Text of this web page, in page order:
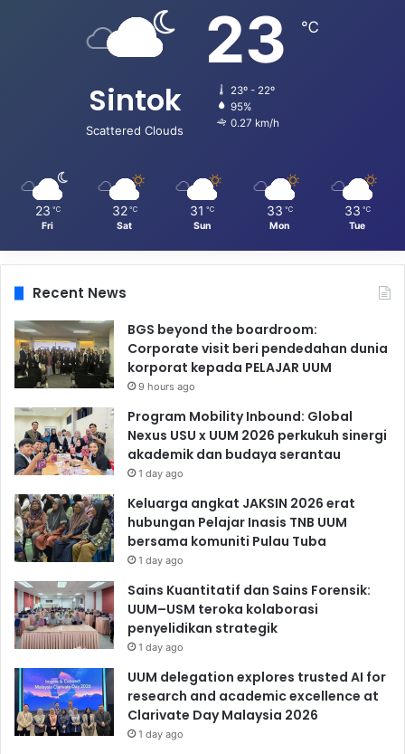
Sintok
Scattered Clouds
23 ℃
23º - 22º
95%
0.27 km/h
23 ℃
Fri
32 ℃
Sat
31 ℃
Sun
33 ℃
Mon
33 ℃
Tue
Recent News
BGS beyond the boardroom:
Corporate visit beri pendedahan dunia
korporat kepada PELAJAR UUM
9 hours ago
Program Mobility Inbound: Global
Nexus USU x UUM 2026 perkukuh sinergi
akademik dan budaya serantau
1 day ago
Keluarga angkat JAKSIN 2026 erat
hubungan Pelajar Inasis TNB UUM
bersama komuniti Pulau Tuba
1 day ago
Sains Kuantitatif dan Sains Forensik:
UUM–USM teroka kolaborasi
penyelidikan strategik
1 day ago
UUM delegation explores trusted AI for
research and academic excellence at
Clarivate Day Malaysia 2026
1 day ago